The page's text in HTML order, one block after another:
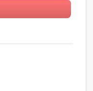
Filters